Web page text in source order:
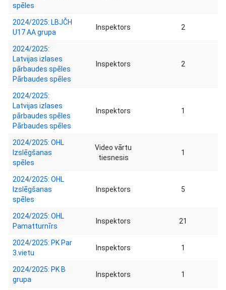
spēles
2024/2025: LBJČH
U17 AA grupa
Inspektors 2
2024/2025:
Latvijas izlases
pārbaudes spēles
Pārbaudes spēles
Inspektors 2
2024/2025:
Latvijas izlases
pārbaudes spēles
Pārbaudes spēles
Inspektors 1
2024/2025: OHL
Izslēgšanas
spēles
Video vārtu
tiesnesis
1
2024/2025: OHL
Izslēgšanas
spēles
Inspektors 5
2024/2025: OHL
Pamatturnīrs
Inspektors 21
2024/2025: PK Par
3.vietu
Inspektors 1
2024/2025: PK B
grupa
Inspektors 1